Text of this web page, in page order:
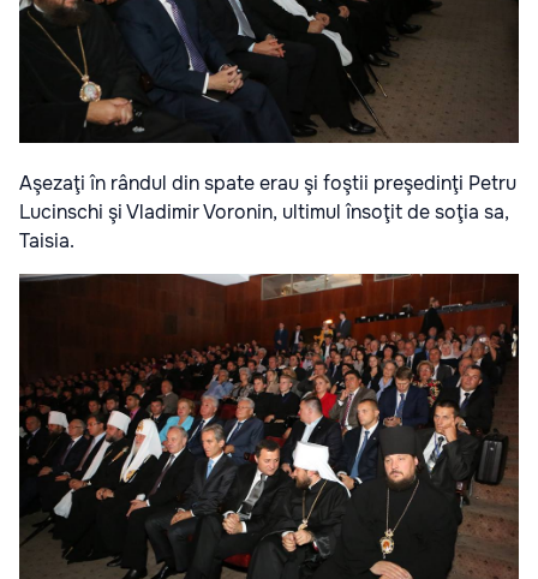
Aşezaţi în rândul din spate erau şi foştii preşedinţi Petru
Lucinschi şi Vladimir Voronin, ultimul însoţit de soţia sa,
Taisia.